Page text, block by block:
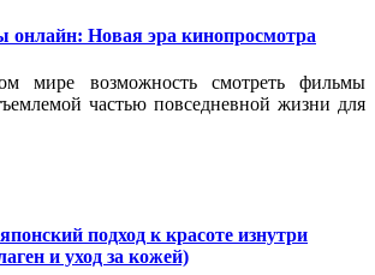
Новая эра кинопросмотра
мире возможность смотреть фильмы
частью повседневной жизни для
подход к красоте изнутри
и уход за кожей)